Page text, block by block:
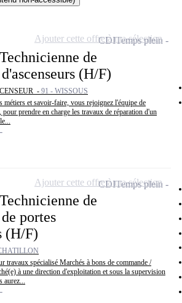
de
(H/F)
- 91 - WISSOUS
métiers et savoir-faire, vous rejoignez l'équipe de
prendre en charge les travaux de réparation d'un
CDITemps plein
Ajouter cette offre à ma sélection
de
portes
(H/F)
travaux spécialisé Marchés à bons de commande /
à une direction d'exploitation et sous la supervision
aurez...
CDITemps plein
Ajouter cette offre à ma sélection